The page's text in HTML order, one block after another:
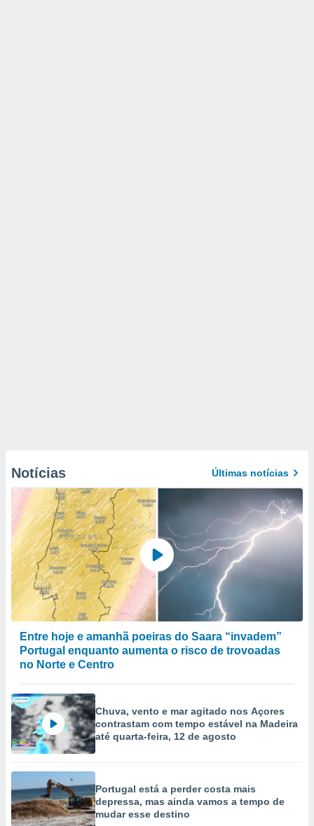
Notícias Últimas notícias
Entre hoje e amanhã poeiras do Saara “invadem”
Portugal enquanto aumenta o risco de trovoadas
no Norte e Centro
Chuva, vento e mar agitado nos Açores
contrastam com tempo estável na Madeira
até quarta-feira, 12 de agosto
Portugal está a perder costa mais
depressa, mas ainda vamos a tempo de
mudar esse destino